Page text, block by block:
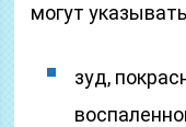
могут
зуд,